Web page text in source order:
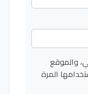
والموقع
المرة